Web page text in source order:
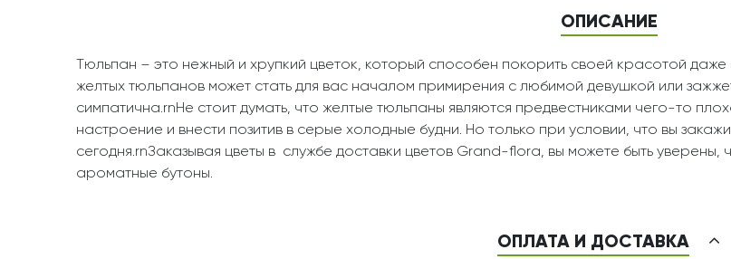
ОПИСАНИЕ
Тюльпан – это нежный и хрупкий цветок, который способен покорить своей красотой
желтых тюльпанов может стать для вас началом примирения с любимой девушкой или
симпатична.rnНе стоит думать, что желтые тюльпаны являются предвестниками чего-то
настроение и внести позитив в серые холодные будни. Но только при условии, что вы
сегодня.rnЗаказывая цветы в службе доставки цветов Grand-flora, вы можете быть
ароматные бутоны.
ОПЛАТА И ДОСТАВКА